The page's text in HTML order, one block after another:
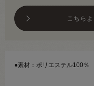
こちら
●素材：ポリエステル100％